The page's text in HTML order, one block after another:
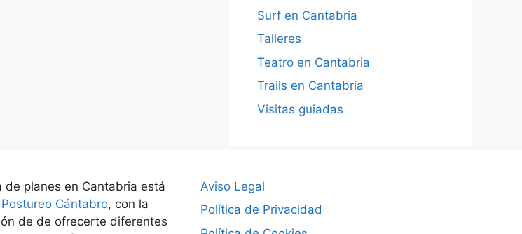
Surf en Cantabria
Talleres
Teatro en Cantabria
Trails en Cantabria
Visitas guiadas
de planes en Cantabria está
Postureo Cántabro, con la
de de ofrecerte diferentes
Aviso Legal
Política de Privacidad